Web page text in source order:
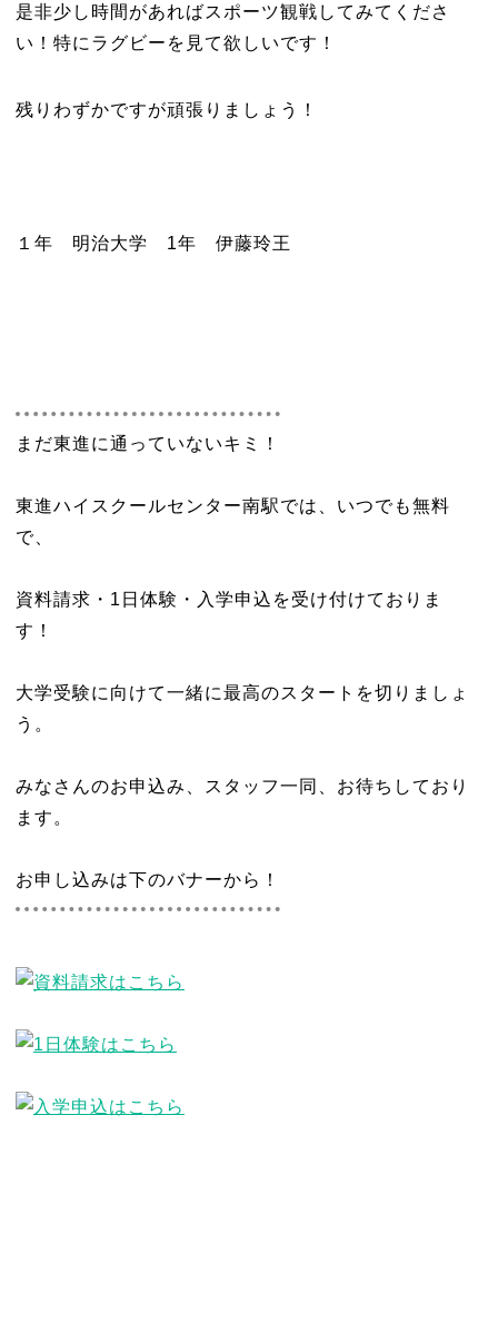
是非少し時間があればスポーツ観戦してみてくださ
い！特にラグビーを見て欲しいです！
残りわずかですが頑張りましょう！
１年 明治大学 1年 伊藤玲王
まだ東進に通っていないキミ！
東進ハイスクールセンター南駅では、いつでも無料
で、
資料請求・1日体験・入学申込を受け付けておりま
す！
大学受験に向けて一緒に最高のスタートを切りましょ
う。
みなさんのお申込み、スタッフ一同、お待ちしており
ます。
お申し込みは下のバナーから！